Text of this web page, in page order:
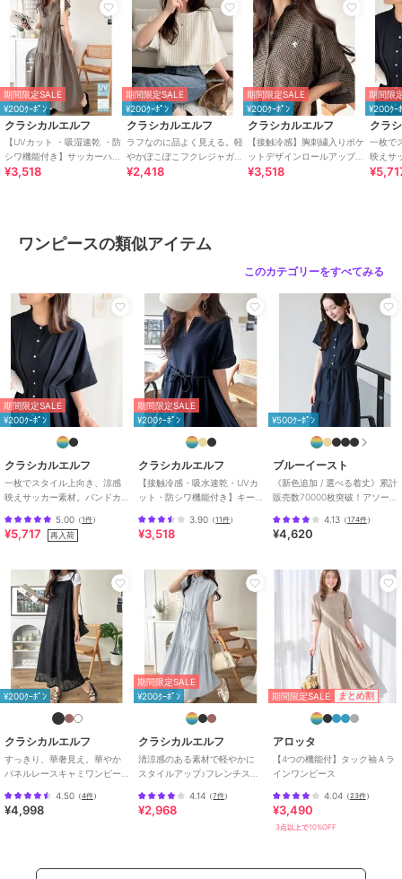
※詳しいお手入れ方法は商品タグをご参照ください。
■coordinate
シンプルながらも女性らしいデザインのワンピース♪
お洒落見えするシルエットと涼やかな素材感が魅力的
ベーシックなデザインなので、どんなテイストにも合わせやすく、
スニーカーやキャップを合わせたシンプルカジュアルスタイルから
パンプスやミュールを合わせたきれいめスタイルまで
さまざまな小物やアイテムと相性も抜群で自由自在に楽しめます♪
新着アイテムやお得なセール情報を毎日配信中♪
@classicalelf_official
＠milybilet_official（mily bilet）
【公式 TikTok】
@classicalelf_official
※ご覧のモニター環境により、画像の色味と多少異なる場合がござい
ます。
期間限定セール開催中
ブランド クラシカルエルフ
ショップ クラシカルエルフ
性別タイプ
レディース
ワンピースドレス
カラー
ブラック、ブラウンチェック、ア
イボリー、ブラックチェック
サイズ S,M,L,XL
素材
ポリエステル100%
商品のお取り扱い方法
特徴
ワンピースドレス
ポリエステル素材 /無地
チェ
袖/LL･13号以上あり
S･7号以
吸水速
期間限定SALE
¥200ｸｰﾎﾟﾝ
クラシカルエルフ
【UVカット ・吸湿速乾 ・防
シワ機能付き】サッカーハー
フジップフレンチスリーブテ
¥3,518
期間限定SALE
¥200ｸｰﾎﾟﾝ
クラシカルエルフ
ラフなのに品よく見える。軽
やかぽこぽこフクレジャガー
ドトップス（半袖）
¥2,418
期間限定SALE
¥200ｸｰﾎﾟﾝ
クラシカルエルフ
【接触冷感】胸刺繍入りポケ
ットデザインロールアップサ
ッカーワンピース（ロング
¥3,518
期間限
¥200ｸｰ
クラ
一枚で
映えサ
ラーウ
ワンピースの類似アイテム
このカテゴリーをすべてみる
期間限定SALE
¥200ｸｰﾎﾟﾝ
クラシカルエルフ
一枚でスタイル上向き、涼感
映えサッカー素材。バンドカ
ワンピース
5.00 （1件）
¥5,717 再入荷
期間限定SALE
¥200ｸｰﾎﾟﾝ
クラシカルエルフ
【接触冷感・吸水速乾・UVカ
ット・防シワ機能付き】キー
ピース
3.90 （11件）
¥3,518
¥500ｸｰﾎﾟﾝ
ブルーイースト
《新色追加 / 選べる着丈》累計
販売数70000枚突破！アソー
4.13（174件）
¥4,620
¥200ｸｰﾎﾟﾝ
クラシカルエルフ
すっきり、華奢見え。華やか
パネルレースキャミワンピー
4.50 （4件）
¥4,998
期間限定SALE
¥200ｸｰﾎﾟﾝ
クラシカルエルフ
清涼感のある素材で軽やかに
スタイルアップ♪フレンチスリ
ス
4.14 （7件）
¥2,968
期間限定SALE まとめ割
アロッタ
【4つの機能付】タック袖Ａラ
インワンピース
4.04 （23件）
¥3,490
3点以上で10%OFF